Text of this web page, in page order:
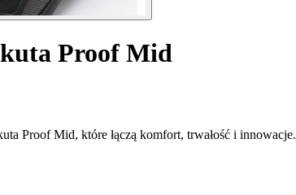
Proof Mid
Proof Mid, które łączą komfort, trwałość i innowacje.